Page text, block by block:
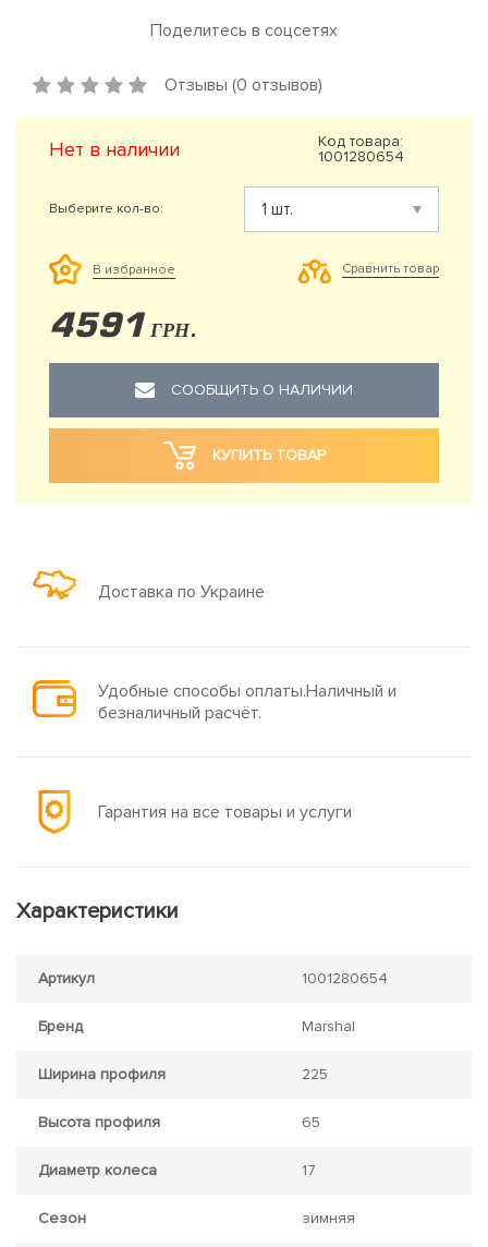
Поделитесь в соцсетях
Отзывы (0 отзывов)
Нет в наличии
Код товара:
1001280654
Выберите кол-во:
В избранное Сравнить товар
4591 ГРН.
СООБЩИТЬ О НАЛИЧИИ
КУПИТЬ ТОВАР
Доставка по Украине
Удобные способы оплаты.Наличный и
безналичный расчёт.
Гарантия на все товары и услуги
Характеристики
Артикул 1001280654
Бренд Marshal
Ширина профиля 225
Высота профиля 65
Диаметр колеса 17
Сезон зимняя